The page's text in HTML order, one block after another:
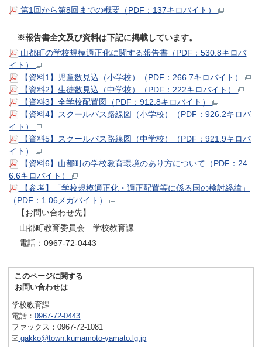
第1回から第8回までの概要（PDF：137キロバイト）
※報告書全文及び資料は下記に掲載しています。
山都町の学校規模適正化に関する報告書（PDF：530.8キロバ
イト）
【資料1】児童数見込（小学校）（PDF：266.7キロバイト）
【資料2】生徒数見込（中学校）（PDF：222キロバイト）
【資料3】全学校配置図（PDF：912.8キロバイト）
【資料4】スクールバス路線図（小学校）（PDF：926.2キロバ
イト）
【資料5】スクールバス路線図（中学校）（PDF：921.9キロバ
イト）
【資料6】山都町の学校教育環境のあり方について（PDF：24
6.6キロバイト）
【参考】「学校規模適正化・適正配置等に係る国の検討経緯」
（PDF：1.06メガバイト）
【お問い合わせ先】
山都町教育委員会 学校教育課
電話：0967-72-0443
このページに関する
お問い合わせは
学校教育課
電話：0967-72-0443
ファックス：0967-72-1081
gakko@town.kumamoto-yamato.lg.jp